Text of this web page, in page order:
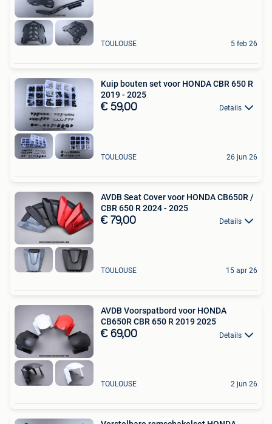
TOULOUSE 5 feb 26
Kuip bouten set voor HONDA CBR 650 R
2019 - 2025
€ 59,00 Details
TOULOUSE 26 jun 26
AVDB Seat Cover voor HONDA CB650R /
CBR 650 R 2024 - 2025
€ 79,00 Details
TOULOUSE 15 apr 26
AVDB Voorspatbord voor HONDA
CB650R CBR 650 R 2019 2025
€ 69,00 Details
TOULOUSE 2 jun 26